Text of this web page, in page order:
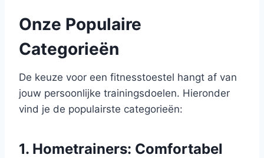
Onze Populaire
Categorieën
De keuze voor een fitnesstoestel hangt af van
jouw persoonlijke trainingsdoelen. Hieronder
vind je de populairste categorieën:
1. Hometrainers: Comfortabel